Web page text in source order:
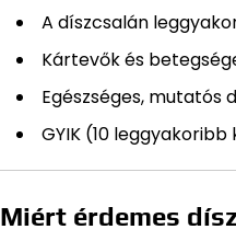
A díszcsalán
Kártevők és
Egészséges,
GYIK (10
Miért érdemes